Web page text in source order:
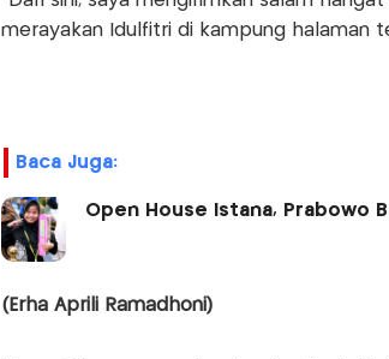
merayakan Idulfitri di kampung halaman
Baca Juga:
Open House Istana, Prabowo
(Erha Aprili Ramadhoni)